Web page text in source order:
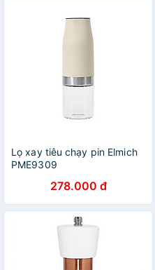
Lọ xay tiêu chạy pin Elmich
PME9309
278.000 đ